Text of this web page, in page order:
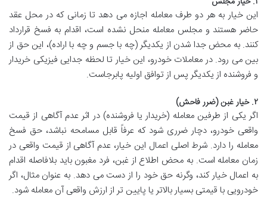
این خیار به هر دو طرف معامله اجازه می دهد تا زمانی که در محل عقد
حاضر هستند و مجلس معامله منحل نشده است، اقدام به فسخ قرارداد
کنند. به محض جدا شدن از یکدیگر (چه با جسم و چه با اراده)، این حق از
بین می رود. در معاملات خودرو، این خیار تا لحظه جدایی فیزیکی خریدار
و فروشنده از یکدیگر پس از توافق اولیه پابرجاست.
۲. خیار غبن (ضرر فاحش)
اگر یکی از طرفین معامله (خریدار یا فروشنده) در اثر عدم آگاهی از قیمت
واقعی خودرو، دچار ضرری شود که عرفاً قابل مسامحه نباشد، حق فسخ
معامله را دارد. شرط اصلی اعمال این خیار، عدم آگاهی از قیمت واقعی در
زمان معامله است. به محض اطلاع از غبن، فرد مغبون باید بلافاصله اقدام
به اعمال خیار کند، وگرنه حق خود را از دست می دهد. به عنوان مثال، اگر
خودرویی با قیمتی بسیار بالاتر یا پایین تر از ارزش واقعی آن معامله شود.